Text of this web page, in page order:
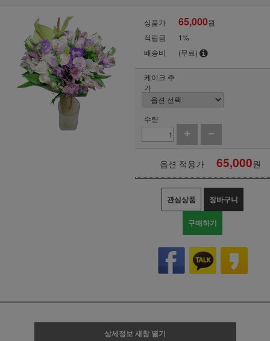
상품가 65,000원
적립금
1%
배송비
(무료)
케이크 추
가
수량
옵션 적용가 65,000원
관심상품 장바구니
구매하기
상세정보 새창 열기